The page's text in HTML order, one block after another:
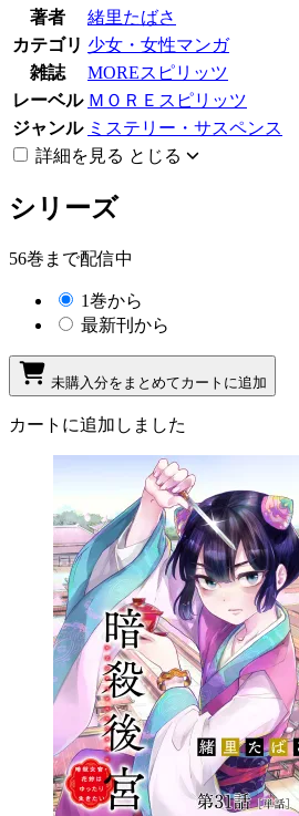
著者
緒里たばさ
カテゴリ 少女・女性マンガ
雑誌
MOREスピリッツ
レーベル ＭＯＲＥスピリッツ
ジャンル ミステリー・サスペンス
詳細を見る とじる
シリーズ
56巻まで配信中
1巻から
最新刊から
未購入分をまとめてカートに追加
カートに追加しました